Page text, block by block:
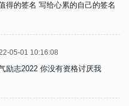
得的签名 写给心累的自己的签名
05-01 10:16:08
励志2022 你没有资格讨厌我